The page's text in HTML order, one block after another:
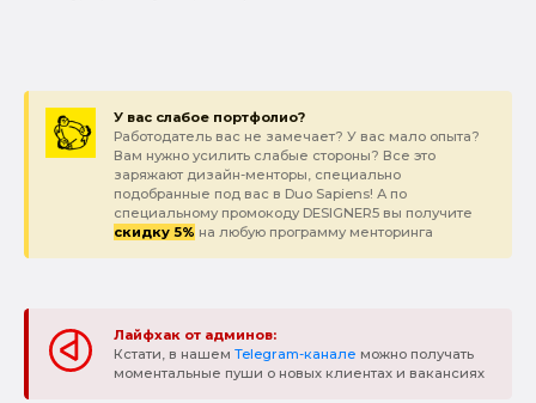
У вас слабое портфолио?
Работодатель вас не замечает? У вас мало опыта?
Вам нужно усилить слабые стороны? Все это
заряжают дизайн-менторы, специально
подобранные под вас в Duo Sapiens! А по
специальному промокоду DESIGNER5 вы получите
скидку 5% на любую программу менторинга
Лайфхак от админов:
Кстати, в нашем Telegram-канале можно получать
моментальные пуши о новых клиентах и вакансиях